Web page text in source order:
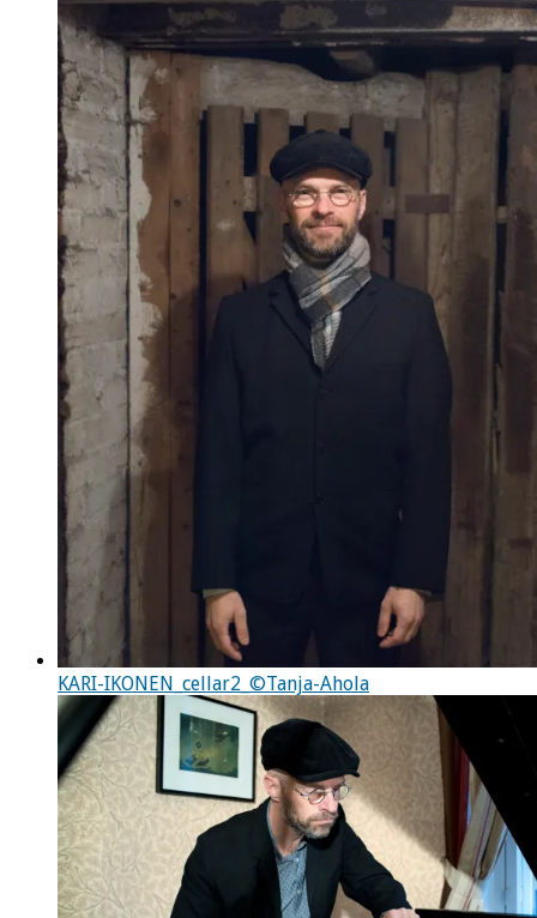
KARI-IKONEN_cellar2_©Tanja-Ahola